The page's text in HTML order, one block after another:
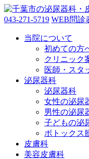
043-271-5719 WEB問診
当院について
初めての方
クリニック
医師・スタ
泌尿器科
泌尿器科
女性の泌尿
男性の泌尿
子どもの泌
ボトックス
皮膚科
美容皮膚科